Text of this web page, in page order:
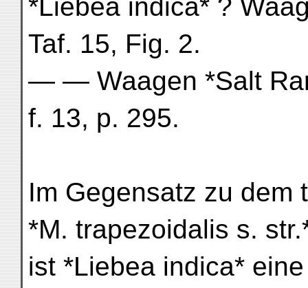
*Liebea indica* ?
Taf. 15, Fig. 2.
— — Waagen *Salt
f. 13, p. 295.
Im Gegensatz zu dem
*M. trapezoidalis s.
ist *Liebea indica*